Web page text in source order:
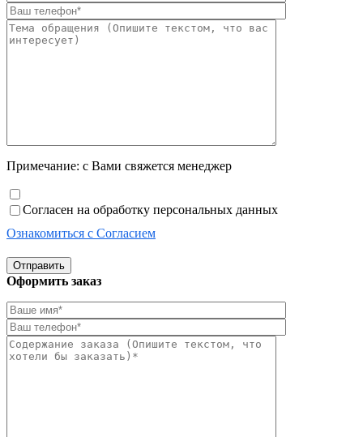
Примечание: с Вами свяжется менеджер
Согласен на обработку персональных данных
Ознакомиться с Согласием
Отправить
Оформить заказ